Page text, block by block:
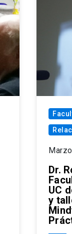
Dr.
UC
y